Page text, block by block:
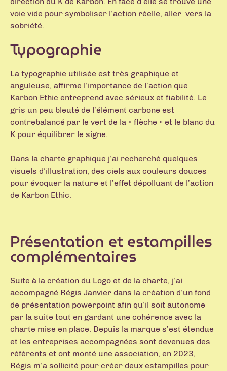
voie vide pour symboliser l’action réelle, aller vers la
sobriété.
Typographie
La typographie utilisée est très graphique et
anguleuse, affirme l’importance de l’action que
Karbon Ethic entreprend avec sérieux et fiabilité. Le
gris un peu bleuté de l’élément carbone est
contrebalancé par le vert de la « flèche » et le blanc du
K pour équilibrer le signe.
Dans la charte graphique j’ai recherché quelques
visuels d’illustration, des ciels aux couleurs douces
pour évoquer la nature et l’effet dépolluant de l’action
de Karbon Ethic.
Présentation et estampilles
complémentaires
Suite à la création du Logo et de la charte, j’ai
accompagné Régis Janvier dans la création d’un fond
de présentation powerpoint afin qu’il soit autonome
par la suite tout en gardant une cohérence avec la
charte mise en place. Depuis la marque s’est étendue
et les entreprises accompagnées sont devenues des
référents et ont monté une association, en 2023,
Régis m’a sollicité pour créer deux estampilles pour